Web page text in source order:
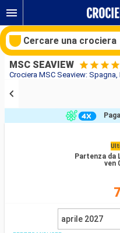
MSC SEAVIEW
Partenza da
ven
aprile 2027
Cercare una crociera